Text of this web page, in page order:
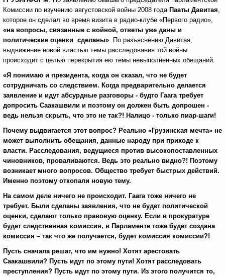
Комиссии по изучению августовской войны 2008 года Пааты Давитая,
которое он сделал во время визита в радио-клубе «Первого радио»,
«на вопросы, связанные с войной, ответы уже даны и
политические оценки сделаны». По разъяснению Давитая,
выдвижение новой властью темы расследования той войны
происходит с целью перекрытия ею темы невыполненных обещаний.
«Я понимаю и президента, когда он сказал, что не будет
сотрудничать со следствием. Когда предварительно делается
заявление и идут абсурдные разговоры - будто Гаага требует
допросить Саакашвили и поэтому он должен быть допрошен -
ведь нельзя скрыть, что это не так?! Налицо - только пиар-шаги!
Почему выдвигается этот вопрос? Реально «Грузинская мечта» не
может выполнить обещания, данные народу при приходе к
власти. Расследования, ведущиеся против высокопоставленных
чиновников, проваливаются. Ведь это реально видно?! Поэтому
возникает много вопросов. Общество требует быстрых действий.
Именно поэтому откопали новую тему.
На самом деле ничего не происходит. Гаага тоже ничего не
требует. Были сделаны заявления, что не будет политической
оценки, сделают только правовую оценку. Если в прокуратуре
будет следственная комиссия, в Парламенте тоже будет создана
комиссия – так что же получается, будет комиссия комиссии?!
Пусть сначала решат, что им нужно! Хотят арестовать
Саакашвили? Пусть идут по этому пути! Хотят расследовать
преступления? Пусть идут по этому пути. Из этого получится то,